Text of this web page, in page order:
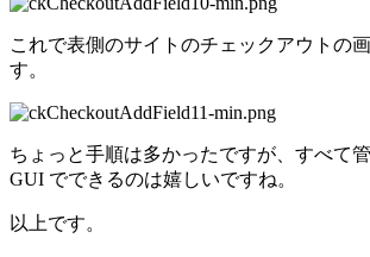
これで表側のサイトのチェックアウトの
す。
ちょっと手順は多かったですが、すべて
GUI でできるのは嬉しいですね。
以上です。